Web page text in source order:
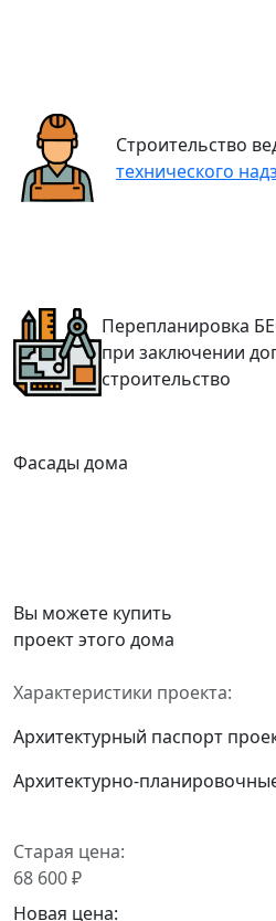
Строительство
технического
Перепланировка
при заключении
строительство
Фасады дома
Вы можете купить
проект этого дома
Характеристики проекта:
Архитектурный паспорт
Архитектурно-
Старая цена:
68 600 ₽
Новая цена: